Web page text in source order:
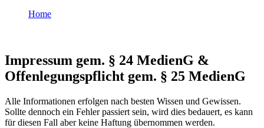
Home
Impressum gem. § 24 MedienG &
Offenlegungspflicht gem. § 25 MedienG
Alle Informationen erfolgen nach besten Wissen und Gewissen.
Sollte dennoch ein Fehler passiert sein, wird dies bedauert, es kann
für diesen Fall aber keine Haftung übernommen werden.